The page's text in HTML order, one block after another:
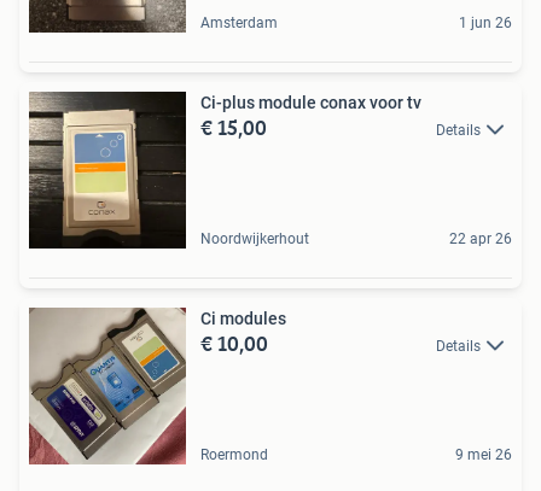
Amsterdam 1 jun 26
Ci-plus module conax voor tv
€ 15,00 Details
Noordwijkerhout 22 apr 26
Ci modules
€ 10,00 Details
Roermond 9 mei 26